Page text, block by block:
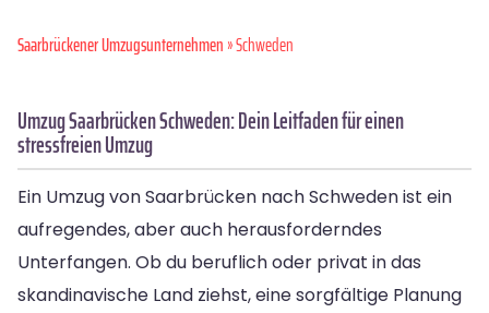
Saarbrückener Umzugsunternehmen» Schweden
Umzug Saarbrücken Schweden: Dein Leitfaden für einen
stressfreien Umzug
Ein Umzug von Saarbrücken nach Schweden ist ein
aufregendes, aber auch herausforderndes
Unterfangen. Ob du beruflich oder privat in das
skandinavische Land ziehst, eine sorgfältige Planung